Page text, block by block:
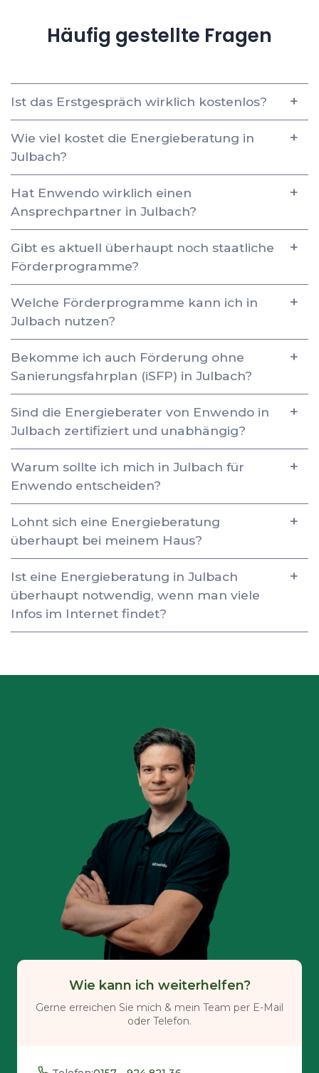
Häufig gestellte Fragen
Ist das Erstgespräch wirklich kostenlos?
Wie viel kostet die Energieberatung in
Julbach?
Hat Enwendo wirklich einen
Ansprechpartner in Julbach?
Gibt es aktuell überhaupt noch staatliche
Förderprogramme?
Welche Förderprogramme kann ich in
Julbach nutzen?
Bekomme ich auch Förderung ohne
Sanierungsfahrplan (iSFP) in Julbach?
Sind die Energieberater von Enwendo in
Julbach zertifiziert und unabhängig?
Warum sollte ich mich in Julbach für
Enwendo entscheiden?
Lohnt sich eine Energieberatung
überhaupt bei meinem Haus?
Ist eine Energieberatung in Julbach
überhaupt notwendig, wenn man viele
Infos im Internet findet?
Wie kann ich weiterhelfen?
Gerne erreichen Sie mich & mein Team per E-Mail
oder Telefon.